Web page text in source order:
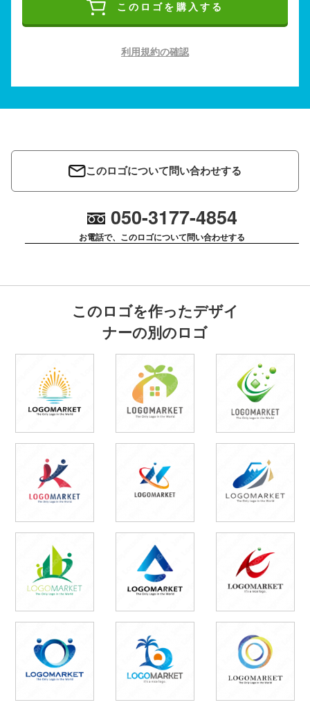
このロゴを購入する
利用規約の確認
このロゴについて問い合わせする
050-3177-4854
お電話で、このロゴについて問い合わせする
このロゴを作ったデザイ
ナーの別のロゴ